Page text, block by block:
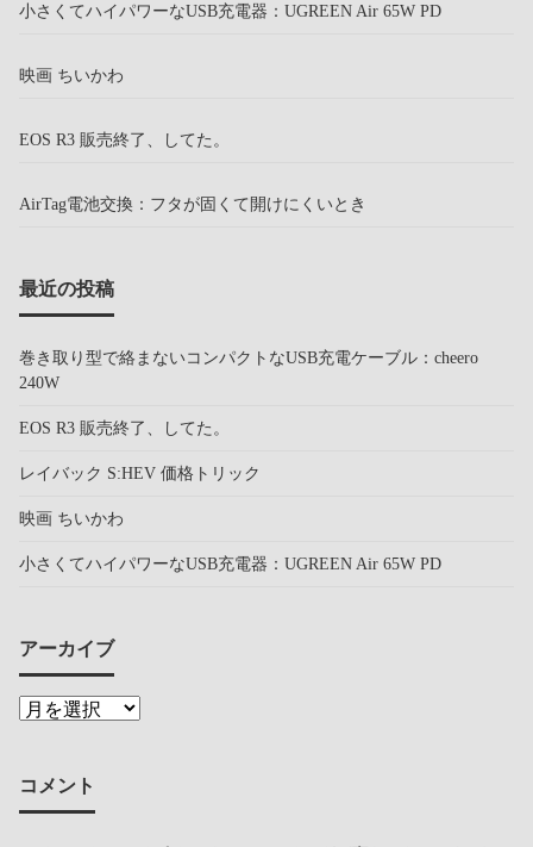
小さくてハイパワーなUSB充電器：UGREEN Air 65W PD
映画 ちいかわ
EOS R3 販売終了、してた。
AirTag電池交換：フタが固くて開けにくいとき
最近の投稿
巻き取り型で絡まないコンパクトなUSB充電ケーブル：cheero
240W
EOS R3 販売終了、してた。
レイバック S:HEV 価格トリック
映画 ちいかわ
小さくてハイパワーなUSB充電器：UGREEN Air 65W PD
アーカイブ
コメント